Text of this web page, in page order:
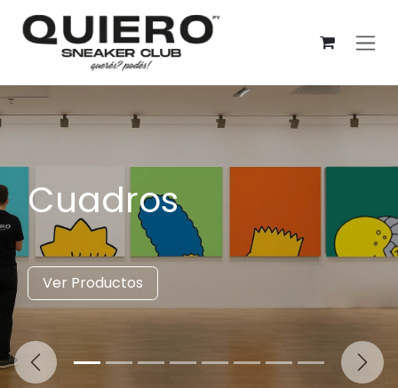
Pular para o conteúdo
Cuadros
Ver Productos
Anterior